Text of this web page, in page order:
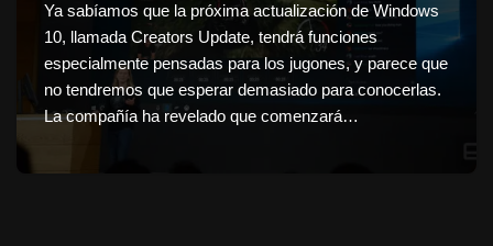
Ya sabíamos que la próxima actualización de Windows
10, llamada Creators Update, tendrá funciones
especialmente pensadas para los jugones, y parece que
no tendremos que esperar demasiado para conocerlas.
La compañía ha revelado que comenzará…